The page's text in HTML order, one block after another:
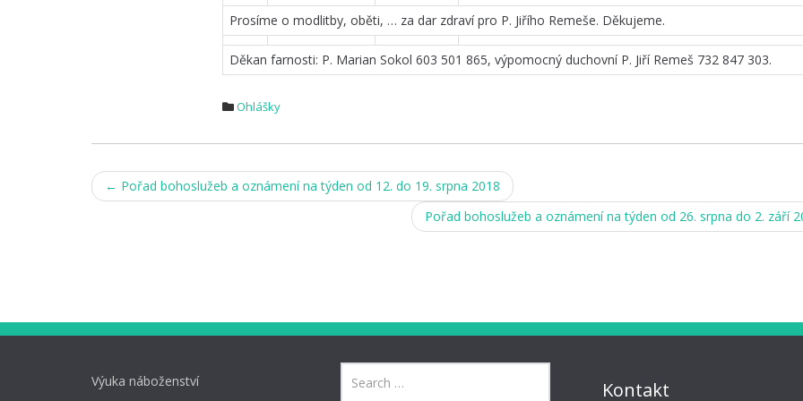
Prosíme o modlitby, oběti, … za dar zdraví pro P. Jiřího Remeše. Děkujeme.
Děkan farnosti: P. Marian Sokol 603 501 865, výpomocný duchovní P. Jiří Remeš 732 847 303.
Ohlášky
Post
← Pořad bohoslužeb a oznámení na týden od 12. do 19. srpna 2018
Pořad bohoslužeb a oznámení na týden od 26. srpna do 2. září
Výuka náboženství Kontakt